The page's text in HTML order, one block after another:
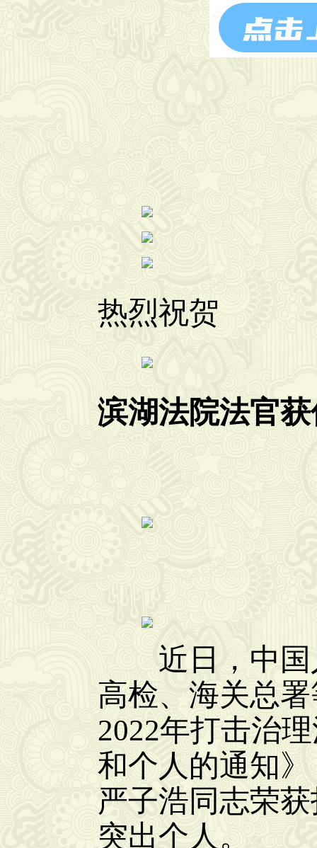
热烈祝贺
滨湖法院法官
近日，中国
高检、海关总
2022年打击治
和个人的通知
严子浩同志荣
突出个人。